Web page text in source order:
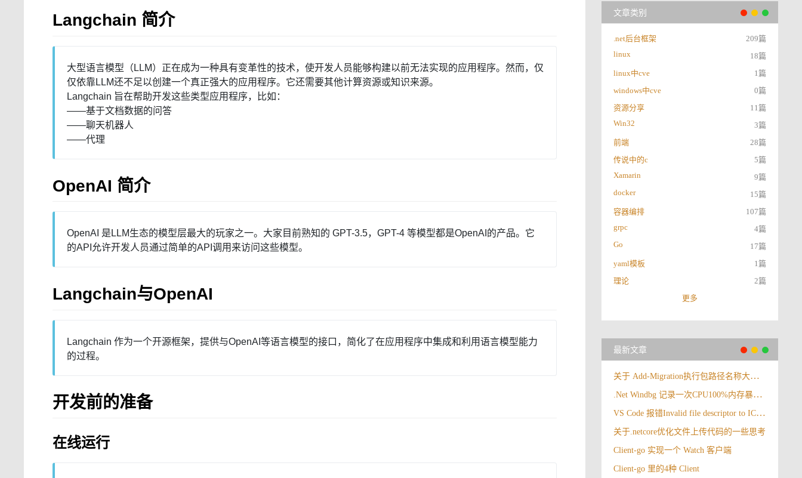
Langchain 简介
大型语言模型（LLM）正在成为一种具有变革性的技术，使开发人员能够构建以前无法实现的应用程序。然而，仅
仅依靠LLM还不足以创建一个真正强大的应用程序。它还需要其他计算资源或知识来源。
Langchain 旨在帮助开发这些类型应用程序，比如：
——基于文档数据的问答
——聊天机器人
——代理
OpenAI 简介
OpenAI 是LLM生态的模型层最大的玩家之一。大家目前熟知的 GPT-3.5，GPT-4 等模型都是OpenAI的产品。它
的API允许开发人员通过简单的API调用来访问这些模型。
Langchain与OpenAI
Langchain 作为一个开源框架，提供与OpenAI等语言模型的接口，简化了在应用程序中集成和利用语言模型能力
的过程。
开发前的准备
在线运行
文章类别
.net后台框架
209篇
linux
18篇
linux中cve
1篇
windows中cve
0篇
资源分享
11篇
Win32
3篇
前端
28篇
传说中的c
5篇
Xamarin
9篇
docker
15篇
容器编排
107篇
grpc
4篇
Go
17篇
yaml模板
1篇
理论
2篇
更多
最新文章
关于 Add-Migration执行包路径名称大小写报错
.Net Windbg 记录一次CPU100%内存暴涨情况
VS Code 报错Invalid file descriptor to ICU data received.
关于.netcore优化文件上传代码的一些思考
Client-go 实现一个 Watch 客户端
Client-go 里的4种 Client